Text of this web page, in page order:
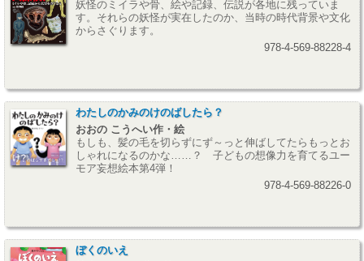
妖怪のミイラや骨、絵や記録、伝説が各地に残っていま
す。それらの妖怪が実在したのか、当時の時代背景や文化
からさぐります。
978-4-569-88228-4
わたしのかみのけのばしたら？
おおの こうへい作・絵
もしも、髪の毛を切らずにず～っと伸ばしてたらもっとお
しゃれになるのかな……？ 子どもの想像力を育てるユー
モア妄想絵本第4弾！
978-4-569-88226-0
ぼくのいえ